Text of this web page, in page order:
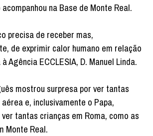
na Base de Monte Real.
precisa de receber mas,
de exprimir calor humano em relação
Agência ECCLESIA, D. Manuel Linda.
mostrou surpresa por ver tantas
e, inclusivamente o Papa,
tantas crianças em Roma, como as
Monte Real.